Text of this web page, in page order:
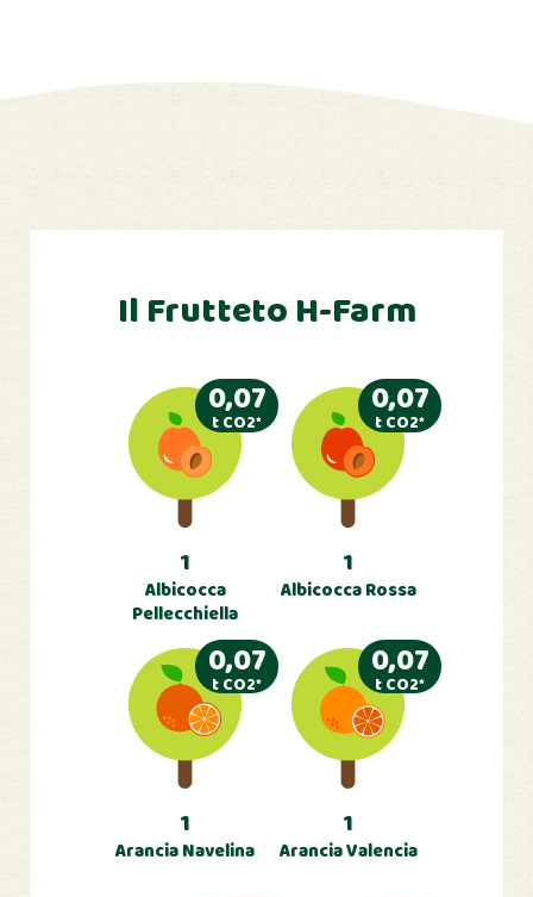
Il Frutteto H-Farm
0,07
t CO2*
1
Albicocca
Pellecchiella
0,07
t CO2*
1
Albicocca Rossa
0,07
t CO2*
1
Arancia Navelina
0,07
t CO2*
1
Arancia Valencia